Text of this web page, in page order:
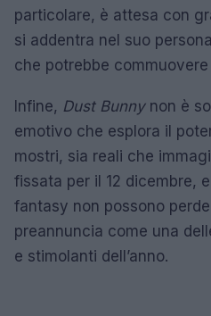
particolare, è attesa con
si addentra nel suo
che potrebbe
Infine, Dust Bunnynon è
emotivo che esplora il
mostri, sia reali che
fissata per il 12 dicembre,
fantasy non possono
preannuncia come una
e stimolanti dell’anno.